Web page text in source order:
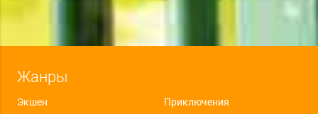
Жанры
Экшен
Приключения